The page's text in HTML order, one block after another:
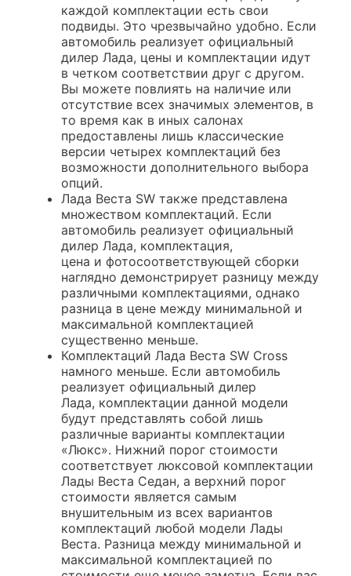
каждой комплектации есть свои
подвиды. Это чрезвычайно удобно. Если
автомобиль реализует официальный
дилер Лада, цены и комплектации идут
в четком соответствии друг с другом.
Вы можете повлиять на наличие или
отсутствие всех значимых элементов, в
то время как в иных салонах
предоставлены лишь классические
версии четырех комплектаций без
возможности дополнительного выбора
опций.
Лада Веста SW также представлена
множеством комплектаций. Если
автомобиль реализует официальный
дилер Лада, комплектация,
цена и фотосоответствующей сборки
наглядно демонстрирует разницу между
различными комплектациями, однако
разница в цене между минимальной и
максимальной комплектацией
существенно меньше.
Комплектаций Лада Веста SW Cross
намного меньше. Если автомобиль
реализует официальный дилер
Лада, комплектации данной модели
будут представлять собой лишь
различные варианты комплектации
«Люкс». Нижний порог стоимости
соответствует люксовой комплектации
Лады Веста Седан, а верхний порог
стоимости является самым
внушительным из всех вариантов
комплектаций любой модели Лады
Веста. Разница между минимальной и
максимальной комплектацией по